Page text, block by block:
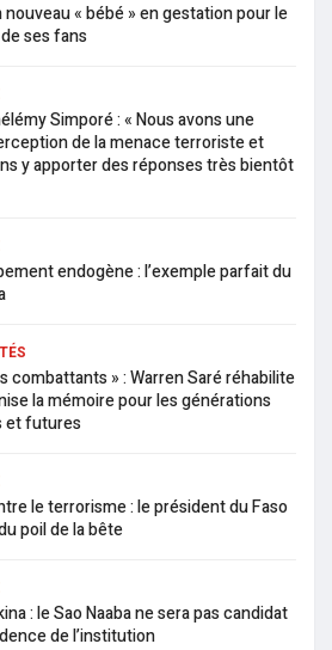
nouveau « bébé » en gestation pour le
ses fans
Simporé : « Nous avons une
de la menace terroriste et
y apporter des réponses très bientôt
endogène : l’exemple parfait du
combattants » : Warren Saré réhabilite
la mémoire pour les générations
et futures
le terrorisme : le président du Faso
poil de la bête
: le Sao Naaba ne sera pas candidat
de l’institution